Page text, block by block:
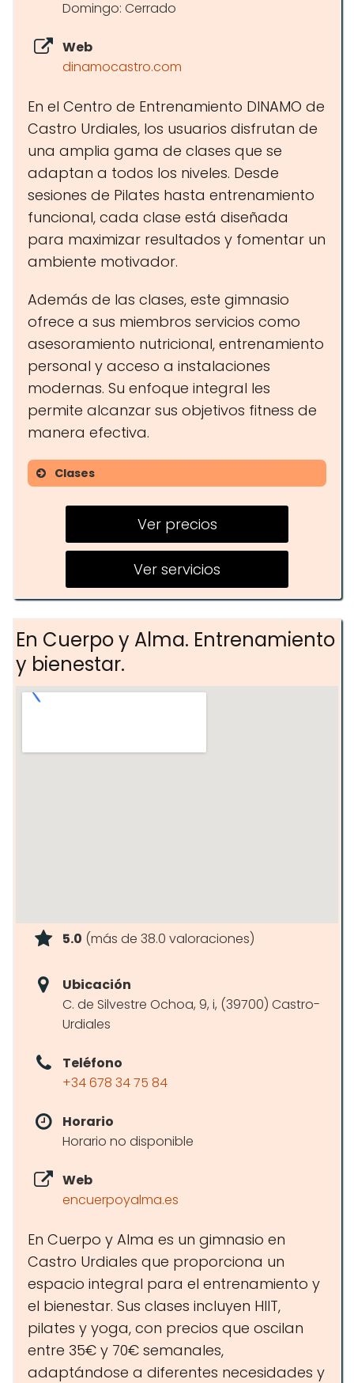
Domingo: Cerrado
Web
dinamocastro.com
En el Centro de Entrenamiento DINAMO de
Castro Urdiales, los usuarios disfrutan de
una amplia gama de clases que se
adaptan a todos los niveles. Desde
sesiones de Pilates hasta entrenamiento
funcional, cada clase está diseñada
para maximizar resultados y fomentar un
ambiente motivador.
Además de las clases, este gimnasio
ofrece a sus miembros servicios como
asesoramiento nutricional, entrenamiento
personal y acceso a instalaciones
modernas. Su enfoque integral les
permite alcanzar sus objetivos fitness de
manera efectiva.
Clases
Entrenamiento Funcional
Yoga
Entrenamiento Personal
Ver precios
Ver servicios
En Cuerpo y Alma. Entrenamiento
y bienestar.
5.0 (más de 38.0 valoraciones)
Ubicación
C. de Silvestre Ochoa, 9, i, (39700) Castro-
Urdiales
Teléfono
+34 678 34 75 84
Horario
Horario no disponible
Web
encuerpoyalma.es
En Cuerpo y Alma es un gimnasio en
Castro Urdiales que proporciona un
espacio integral para el entrenamiento y
el bienestar. Sus clases incluyen HIIT,
pilates y yoga, con precios que oscilan
entre 35€ y 70€ semanales,
adaptándose a diferentes necesidades y